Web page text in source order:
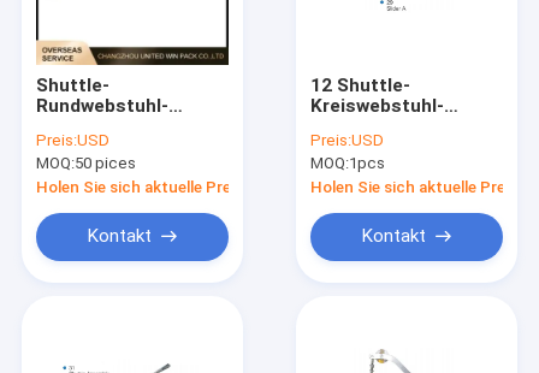
Shuttle-
Rundwebstuhl-
Einführrohr für
6/8/10
Preis:USD
MOQ:50 pices
Holen Sie sich aktuelle Preis
Kontakt
12 Shuttle-
Kreiswebstuhl-
Versammlung ATA
Creation SBY-8506S
Preis:USD
MOQ:1pcs
Holen Sie sich aktuelle Preis
Kontakt